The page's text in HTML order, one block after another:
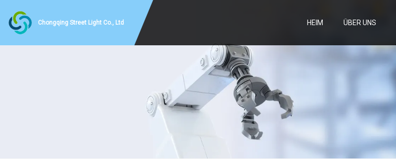
Chongqing Street Light Co., Ltd HEIM ÜBER UNS